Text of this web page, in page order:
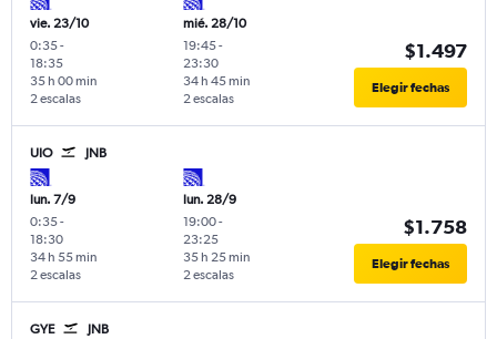
vie. 23/10
0:35-
18:35
2 escalas
35 h 00 min
mié. 28/10
19:45-
23:30
2 escalas
34 h 45 min
$1.497
Elegir fechas
UIO JNB
lun. 7/9
0:35-
18:30
2 escalas
34 h 55 min
lun. 28/9
19:00-
23:25
2 escalas
35 h 25 min
$1.758
Elegir fechas
GYE JNB